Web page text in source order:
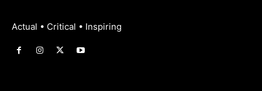
Actual • Critical • Inspiring